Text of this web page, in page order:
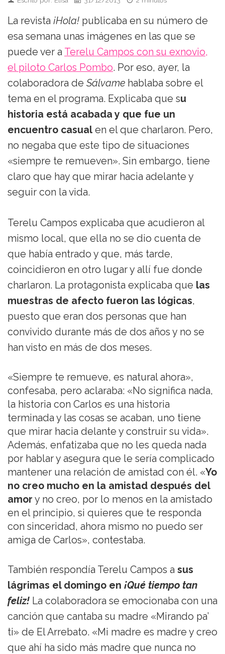
La revista ¡Hola! publicaba en su número de
esa semana unas imágenes en las que se
puede ver a Terelu Campos con su exnovio,
el piloto Carlos Pombo. Por eso, ayer, la
colaboradora de Sálvame hablaba sobre el
tema en el programa. Explicaba que su
historia está acabada y que fue un
encuentro casual en el que charlaron. Pero,
no negaba que este tipo de situaciones
«siempre te remueven». Sin embargo, tiene
claro que hay que mirar hacia adelante y
seguir con la vida.
Terelu Campos explicaba que acudieron al
mismo local, que ella no se dio cuenta de
que había entrado y que, más tarde,
coincidieron en otro lugar y allí fue donde
charlaron. La protagonista explicaba que las
muestras de afecto fueron las lógicas,
puesto que eran dos personas que han
convivido durante más de dos años y no se
han visto en más de dos meses.
«Siempre te remueve, es natural ahora»,
confesaba, pero aclaraba: «No significa nada,
la historia con Carlos es una historia
terminada y las cosas se acaban, uno tiene
que mirar hacia delante y construir su vida».
Además, enfatizaba que no les queda nada
por hablar y asegura que le sería complicado
mantener una relación de amistad con él. «Yo
no creo mucho en la amistad después del
amor y no creo, por lo menos en la amistado
en el principio, si quieres que te responda
con sinceridad, ahora mismo no puedo ser
amiga de Carlos», contestaba.
También respondía Terelu Campos a sus
lágrimas el domingo en ¡Qué tiempo tan
feliz! La colaboradora se emocionaba con una
canción que cantaba su madre «Mirando pa’
ti» de El Arrebato. «Mi madre es madre y creo
que ahí ha sido más madre que nunca no